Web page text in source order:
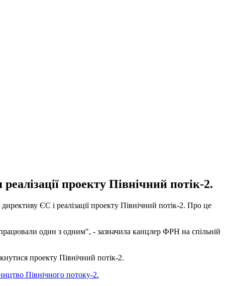
проекту Північний потік-2.
ЄС і реалізації проекту Північний потік-2. Про це
один з одним", - зазначила канцлер ФРН на спільній
проекту Північний потік-2.
Північного потоку-2.